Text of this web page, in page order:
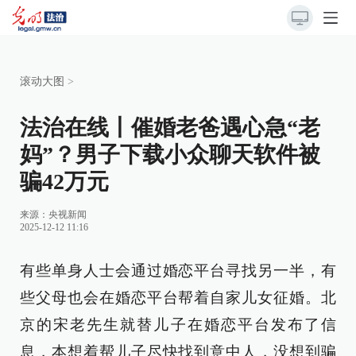
滚动大图 >
法治在线丨催婚老爸遇心急“老
妈”？男子下载小众聊天软件被
骗42万元
来源： 央视新闻
2025-12-12 11:16
有些单身人士会通过婚恋平台寻找另一半，有
些父母也会在婚恋平台帮着自家儿女征婚。北
京的宋老先生就替儿子在婚恋平台发布了信
息，本想着帮儿子尽快找到意中人，没想到骗